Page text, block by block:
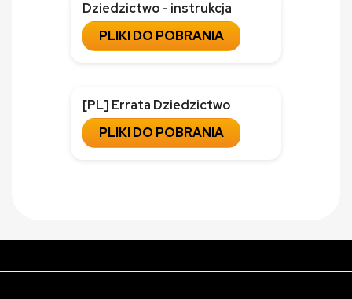
Dziedzictwo - instrukcja
PLIKI DO POBRANIA
[PL] Errata Dziedzictwo
PLIKI DO POBRANIA